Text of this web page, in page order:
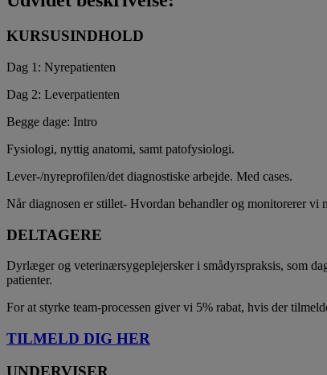
KURSUSINDHOLD
Dag 1: Nyrepatienten
Dag 2: Leverpatienten
Begge dage: Intro
Fysiologi, nyttig anatomi, samt patofysiologi.
Lever-/nyreprofilen/det diagnostiske arbejde. Med cases.
Når diagnosen er stillet- Hvordan behandler og monitorerer vi
DELTAGERE
Dyrlæger og veterinærsygeplejersker i smådyrspraksis, som
patienter.
For at styrke team-processen giver vi 5% rabat, hvis der
TILMELD DIG HER
UNDERVISER